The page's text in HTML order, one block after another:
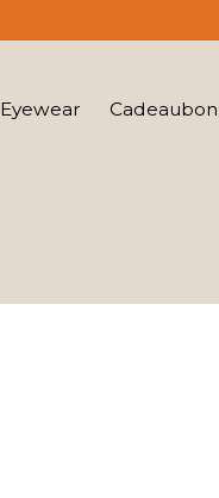
Eyewear Cadeaubon